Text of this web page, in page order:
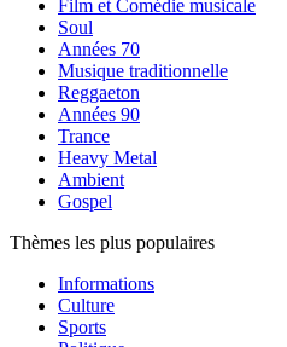
Film et Comédie musicale
Soul
Années 70
Musique traditionnelle
Reggaeton
Années 90
Trance
Heavy Metal
Ambient
Gospel
Thèmes les plus populaires
Informations
Culture
Sports